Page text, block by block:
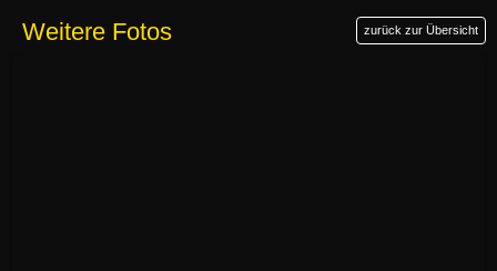
Weitere Fotos zurück zur Übersicht